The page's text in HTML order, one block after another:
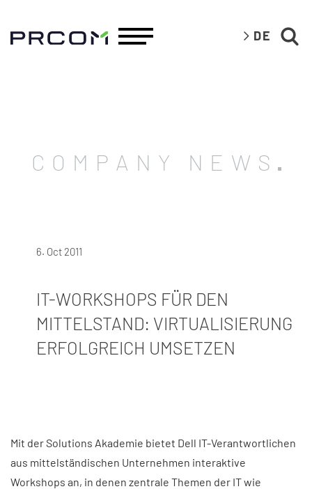
DE
COMPANY NEWS
6. Oct 2011
IT-WORKSHOPS FÜR DEN
MITTELSTAND: VIRTUALISIERUNG
ERFOLGREICH UMSETZEN
Mit der Solutions Akademie bietet Dell IT-Verantwortlichen
aus mittelständischen Unternehmen interaktive
Workshops an, in denen zentrale Themen der IT wie